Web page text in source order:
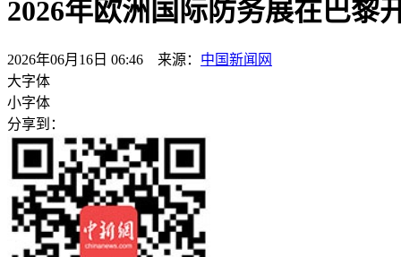
2026年欧洲国际防务展在巴黎
2026年06月16日 06:46 来源： 中国新闻网
大字体
小字体
分享到：